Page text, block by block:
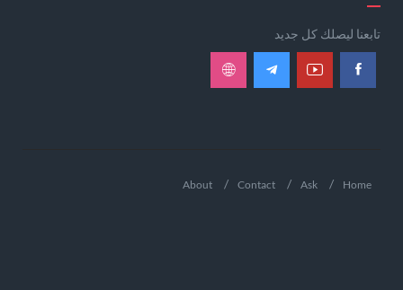
تابعنا ليصلك كل جديد
Home
Ask
Contact
About